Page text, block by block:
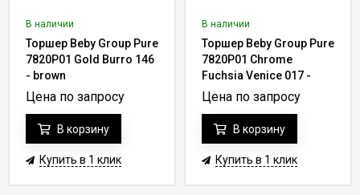
В наличии
Торшер Beby Group Pure
7820P01 Gold Burro 146
- brown
Цена по запросу
В корзину
Купить в 1 клик
В наличии
Торшер Beby Group Pure
7820P01 Chrome
Fuchsia Venice 017 -
rose
Цена по запросу
В корзину
Купить в 1 клик